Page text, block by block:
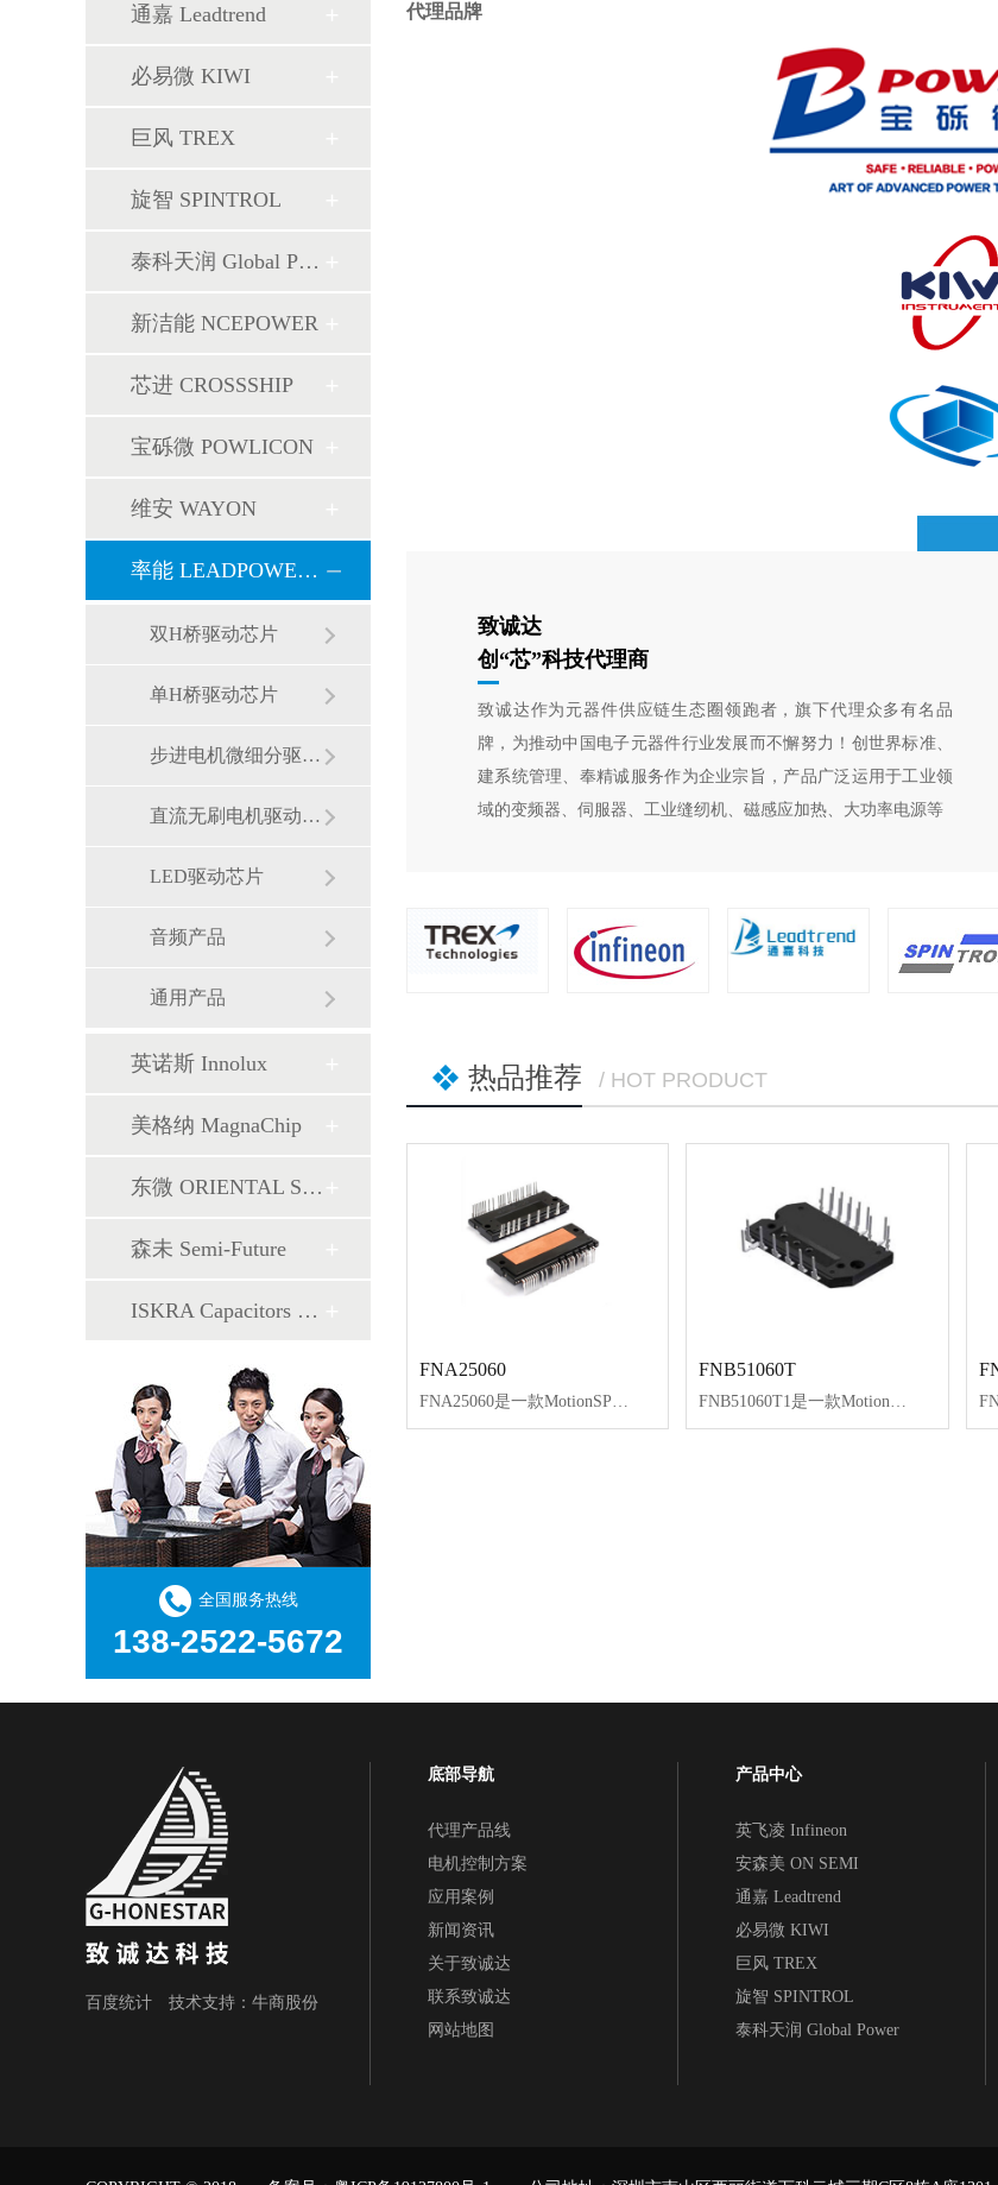
通嘉 Leadtrend
必易微 KIWI
巨风 TREX
旋智 SPINTROL
泰科天润 Global Power
新洁能 NCEPOWER
芯进 CROSSSHIP
宝砾微 POWLICON
维安 WAYON
率能 LEADPOWER SEMI
双H桥驱动芯片
单H桥驱动芯片
步进电机微细分驱动芯片
直流无刷电机驱动芯片
LED驱动芯片
音频产品
通用产品
英诺斯 Innolux
美格纳 MagnaChip
东微 ORIENTAL SEMI
森未 Semi-Future
ISKRA Capacitors 电容器
全国服务热线
138-2522-5672
代理品牌
致诚达
创“芯”科技代理商
致诚达作为元器件供应链生态圈领跑者，旗下代理众多有名品
牌，为推动中国电子元器件行业发展而不懈努力！创世界标准、
建系统管理、奉精诚服务作为企业宗旨，产品广泛运用于工业领
域的变频器、伺服器、工业缝纫机、磁感应加热、大功率电源等
热品推荐 / HOT PRODUCT
FNA25060 FNB51060T
百度统计 技术支持： 牛商股份
底部导航
代理产品线
电机控制方案
应用案例
新闻资讯
关于致诚达
联系致诚达
网站地图
产品中心
英飞凌 Infineon
安森美 ON SEMI
通嘉 Leadtrend
必易微 KIWI
巨风 TREX
旋智 SPINTROL
泰科天润 Global Power